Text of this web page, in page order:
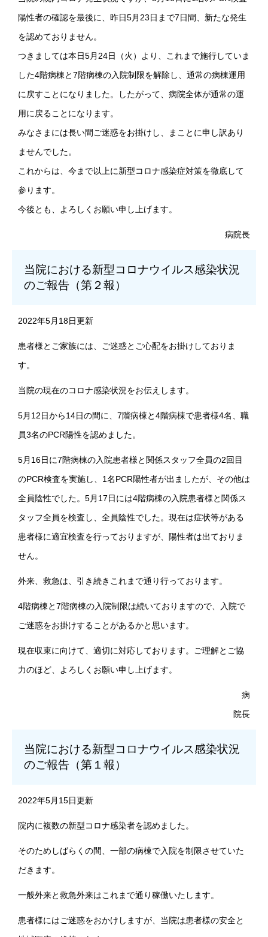
陽性者の確認を最後に、昨日5月23日まで7日間、新たな発生
を認めておりません。
つきましては本日5月24日（火）より、これまで施行していま
した4階病棟と7階病棟の入院制限を解除し、通常の病棟運用
に戻すことになりました。したがって、病院全体が通常の運
用に戻ることになります。
みなさまには長い間ご迷惑をお掛けし、まことに申し訳あり
ませんでした。
これからは、今まで以上に新型コロナ感染症対策を徹底して
参ります。
今後とも、よろしくお願い申し上げます。
病院長
当院における新型コロナウイルス感染状況
のご報告（第２報）
2022年5月18日更新
患者様とご家族には、ご迷惑とご心配をお掛けしておりま
す。
当院の現在のコロナ感染状況をお伝えします。
5月12日から14日の間に、7階病棟と4階病棟で患者様4名、職
員3名のPCR陽性を認めました。
5月16日に7階病棟の入院患者様と関係スタッフ全員の2回目
のPCR検査を実施し、1名PCR陽性者が出ましたが、その他は
全員陰性でした。5月17日には4階病棟の入院患者様と関係ス
タッフ全員を検査し、全員陰性でした。現在は症状等がある
患者様に適宜検査を行っておりますが、陽性者は出ておりま
せん。
外来、救急は、引き続きこれまで通り行っております。
4階病棟と7階病棟の入院制限は続いておりますので、入院で
ご迷惑をお掛けすることがあるかと思います。
現在収束に向けて、適切に対応しております。ご理解とご協
力のほど、よろしくお願い申し上げます。
病
院長
当院における新型コロナウイルス感染状況
のご報告（第１報）
2022年5月15日更新
院内に複数の新型コロナ感染者を認めました。
そのためしばらくの間、一部の病棟で入院を制限させていた
だきます。
一般外来と救急外来はこれまで通り稼働いたします。
患者様にはご迷惑をおかけしますが、当院は患者様の安全と